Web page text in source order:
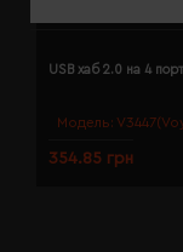
Модель:
USB хаб 2.0 на 4
354.85 грн